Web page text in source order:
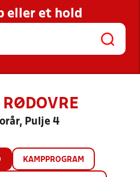
KLUBBER OG
eller et hold
RØDOVRE
Pulje 4
KAMPPROGRAM